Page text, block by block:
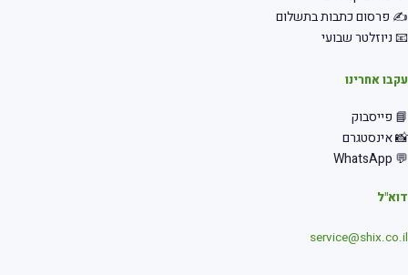
פרסום כתבות בתשלום
ניוזלטר שבועי
אחרינו
פייסבוק
אינסטגרם
💬